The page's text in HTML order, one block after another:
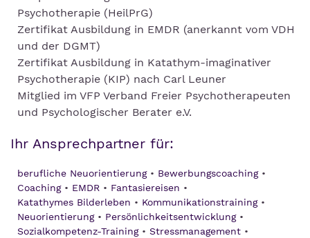
Psychotherapie (HeilPrG)
Zertifikat Ausbildung in EMDR (anerkannt vom VDH
und der DGMT)
Zertifikat Ausbildung in Katathym-imaginativer
Psychotherapie (KIP) nach Carl Leuner
Mitglied im VFP Verband Freier Psychotherapeuten
und Psychologischer Berater e.V.
Ihr Ansprechpartner für:
berufliche Neuorientierung
Bewerbungscoaching
Coaching
EMDR
Fantasiereisen
Katathymes Bilderleben
Kommunikationstraining
Neuorientierung
Persönlichkeitsentwicklung
Sozialkompetenz-Training
Stressmanagement